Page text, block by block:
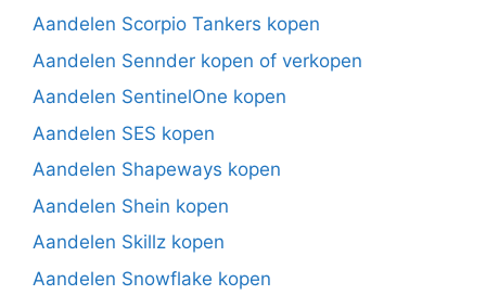
Aandelen Scorpio Tankers kopen
Aandelen Sennder kopen of verkopen
Aandelen SentinelOne kopen
Aandelen SES kopen
Aandelen Shapeways kopen
Aandelen Shein kopen
Aandelen Skillz kopen
Aandelen Snowflake kopen